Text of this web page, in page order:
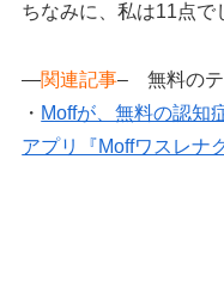
ちなみに、私は11点で
—関連記事– 無料のテ
・ Moffが、無料の認知
アプリ『Moffワスレナ